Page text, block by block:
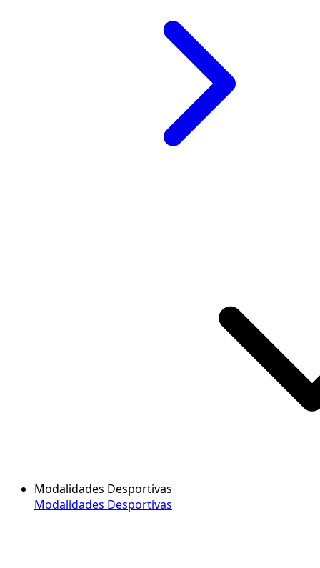
Modalidades Desportivas
Modalidades Desportivas